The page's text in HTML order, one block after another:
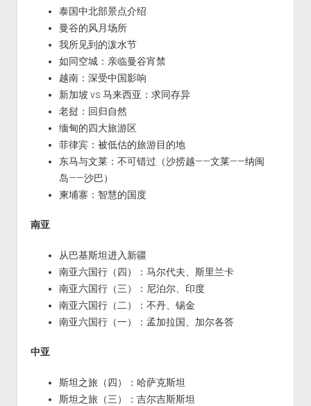
泰国中北部景点介绍
曼谷的风月场所
我所见到的泼水节
如同空城：亲临曼谷宵禁
越南：深受中国影响
新加坡 vs 马来西亚：求同存异
老挝：回归自然
缅甸的四大旅游区
菲律宾：被低估的旅游目的地
东马与文莱：不可错过（沙捞越——文莱——纳闽
岛——沙巴）
柬埔寨：智慧的国度
南亚
从巴基斯坦进入新疆
南亚六国行（四）：马尔代夫、斯里兰卡
南亚六国行（三）：尼泊尔、印度
南亚六国行（二）：不丹、锡金
南亚六国行（一）：孟加拉国、加尔各答
中亚
斯坦之旅（四）：哈萨克斯坦
斯坦之旅（三）：吉尔吉斯斯坦